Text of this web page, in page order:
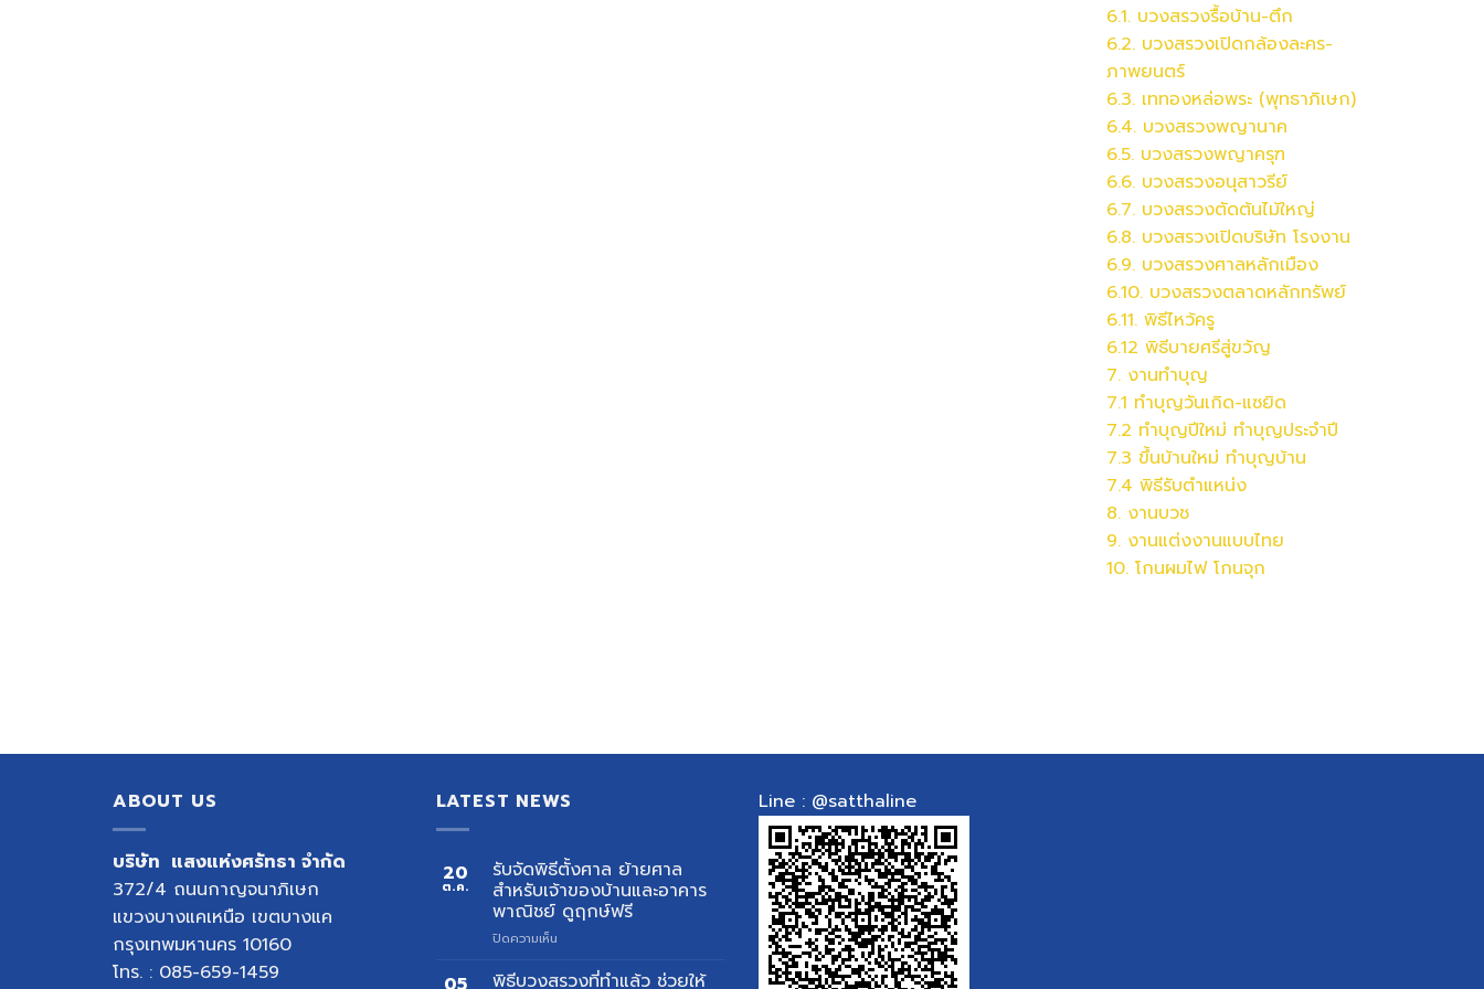
6.1. บวงสรวงรื้อบ้าน-ตึก
6.2. บวงสรวงเปิดกล้องละคร-
ภาพยนตร์
6.3. เททองหล่อพระ (พุทธาภิเษก)
6.4. บวงสรวงพญานาค
6.5. บวงสรวงพญาครุฑ
6.6. บวงสรวงอนุสาวรีย์
6.7. บวงสรวงตัดต้นไม้ใหญ่
6.8. บวงสรวงเปิดบริษัท โรงงาน
6.9. บวงสรวงศาลหลักเมือง
6.10. บวงสรวงตลาดหลักทรัพย์
6.11. พิธีไหว้ครู
6.12 พิธีบายศรีสู่ขวัญ
7. งานทำบุญ
7.1 ทำบุญวันเกิด-แซยิด
7.2 ทำบุญปีใหม่ ทำบุญประจำปี
7.3 ขึ้นบ้านใหม่ ทำบุญบ้าน
7.4 พิธีรับตำแหน่ง
8. งานบวช
9. งานแต่งงานแบบไทย
10. โกนผมไฟ โกนจุก
ABOUT US
บริษัท แสงแห่งศรัทธา จำกัด
372/4 ถนนกาญจนาภิเษก
แขวงบางแคเหนือ เขตบางแค
กรุงเทพมหานคร 10160
โทร. : 085-659-1459
LATEST NEWS
20
ต.ค.
รับจัดพิธีตั้งศาล ย้ายศาล
สำหรับเจ้าของบ้านและอาคาร
พาณิชย์ ดูฤกษ์ฟรี
ปิดความเห็นบน
จัด
พิธีบวงสรวงที่ทำแล้ว ช่วยให้
Line : @satthaline